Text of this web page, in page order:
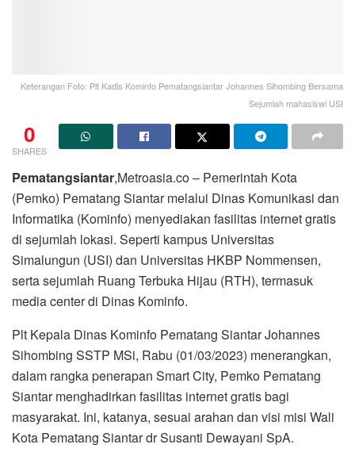
Keterangan Foto: Plt Kadis Kominfo Pematangsiantar Johannes Sihombing Bersama
Sejumlah mahasiswi USI
0
SHARES
Pematangsiantar,Metroasia.co – Pemerintah Kota
(Pemko) Pematang Siantar melalui Dinas Komunikasi dan
Informatika (Kominfo) menyediakan fasilitas internet gratis
di sejumlah lokasi. Seperti kampus Universitas
Simalungun (USI) dan Universitas HKBP Nommensen,
serta sejumlah Ruang Terbuka Hijau (RTH), termasuk
media center di Dinas Kominfo.
Plt Kepala Dinas Kominfo Pematang Siantar Johannes
Sihombing SSTP MSi, Rabu (01/03/2023) menerangkan,
dalam rangka penerapan Smart City, Pemko Pematang
Siantar menghadirkan fasilitas internet gratis bagi
masyarakat. Ini, katanya, sesuai arahan dan visi misi Wali
Kota Pematang Siantar dr Susanti Dewayani SpA.